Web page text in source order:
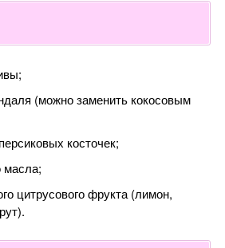
(можно заменить кокосовым
косточек;
масла;
цитрусового фрукта (лимон,